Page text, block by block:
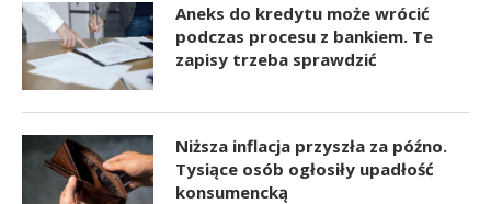
Aneks do kredytu może wrócić
podczas procesu z bankiem. Te
zapisy trzeba sprawdzić
Niższa inflacja przyszła za późno.
Tysiące osób ogłosiły upadłość
konsumencką